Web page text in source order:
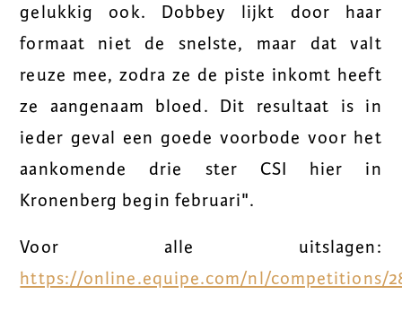
gelukkig ook. Dobbey lijkt door haar
formaat niet de snelste, maar dat valt
reuze mee, zodra ze de piste inkomt heeft
ze aangenaam bloed. Dit resultaat is in
ieder geval een goede voorbode voor het
aankomende drie ster CSI hier in
Kronenberg begin februari".
Voor alle uitslagen:
https://online.equipe.com/nl/competitions/